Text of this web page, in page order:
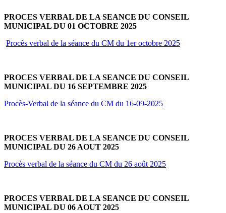
PROCES VERBAL DE LA SEANCE DU CONSEIL
MUNICIPAL DU 01 OCTOBRE 2025
Procès verbal de la séance du CM du 1er octobre 2025
PROCES VERBAL DE LA SEANCE DU CONSEIL
MUNICIPAL DU 16 SEPTEMBRE 2025
Procès-Verbal de la séance du CM du 16-09-2025
PROCES VERBAL DE LA SEANCE DU CONSEIL
MUNICIPAL DU 26 AOUT 2025
Procès verbal de la séance du CM du 26 août 2025
PROCES VERBAL DE LA SEANCE DU CONSEIL
MUNICIPAL DU 06 AOUT 2025